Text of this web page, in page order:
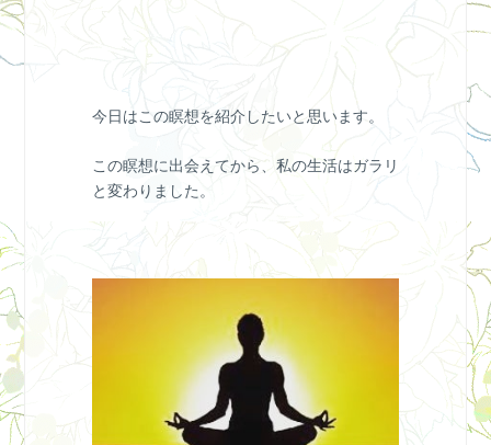
今日はこの瞑想を紹介したいと思います。
この瞑想に出会えてから、私の生活はガラリ
と変わりました。